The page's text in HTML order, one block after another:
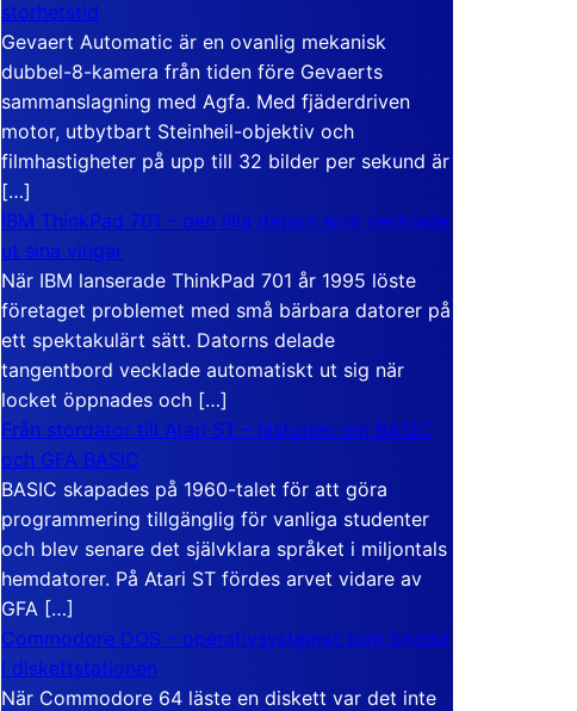
storhetstid
Gevaert Automatic är en ovanlig mekanisk
dubbel-8-kamera från tiden före Gevaerts
sammanslagning med Agfa. Med fjäderdriven
motor, utbytbart Steinheil-objektiv och
filmhastigheter på upp till 32 bilder per sekund är
[…]
IBM ThinkPad 701 – den lilla datorn som vecklade
ut sina vingar
När IBM lanserade ThinkPad 701 år 1995 löste
företaget problemet med små bärbara datorer på
ett spektakulärt sätt. Datorns delade
tangentbord vecklade automatiskt ut sig när
locket öppnades och […]
Från stordator till Atari ST – historien om BASIC
och GFA BASIC
BASIC skapades på 1960-talet för att göra
programmering tillgänglig för vanliga studenter
och blev senare det självklara språket i miljontals
hemdatorer. På Atari ST fördes arvet vidare av
GFA […]
Commodore DOS – operativsystemet som bodde
i diskettstationen
När Commodore 64 läste en diskett var det inte